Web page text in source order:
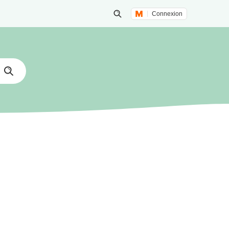
Lancer une recherche
Connexion